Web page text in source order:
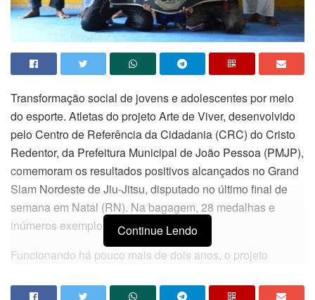
Transformação social de jovens e adolescentes por meio
do esporte. Atletas do projeto Arte de Viver, desenvolvido
pelo Centro de Referência da Cidadania (CRC) do Cristo
Redentor, da Prefeitura Municipal de João Pessoa (PMJP),
comemoram os resultados positivos alcançados no Grand
Slam Nordeste de Jiu-Jitsu, disputado no último final de
semana em Natal (RN). Na bagagem, 28 medalhas e
inúmeros exemplos de superação.
Funcionando há pouco mais de dois anos, o projeto
é de crianças, jovens e adolescentes em situação de
Continue Lendo